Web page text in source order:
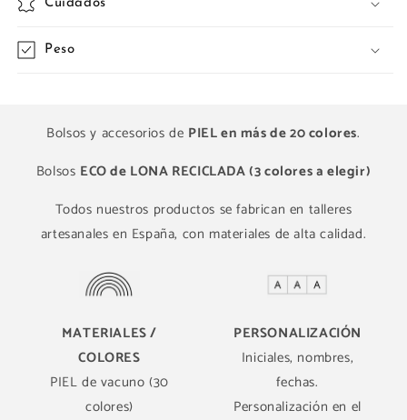
Cuidados
Peso
Bolsos y accesorios de PIEL en más de 20 colores.
Bolsos ECO de LONA RECICLADA (3 colores a elegir)
Todos nuestros productos se fabrican en talleres
artesanales en España, con materiales de alta calidad.
MATERIALES /
COLORES
PIEL de vacuno (30
colores)
PERSONALIZACIÓN
Iniciales, nombres,
fechas.
Personalización en el